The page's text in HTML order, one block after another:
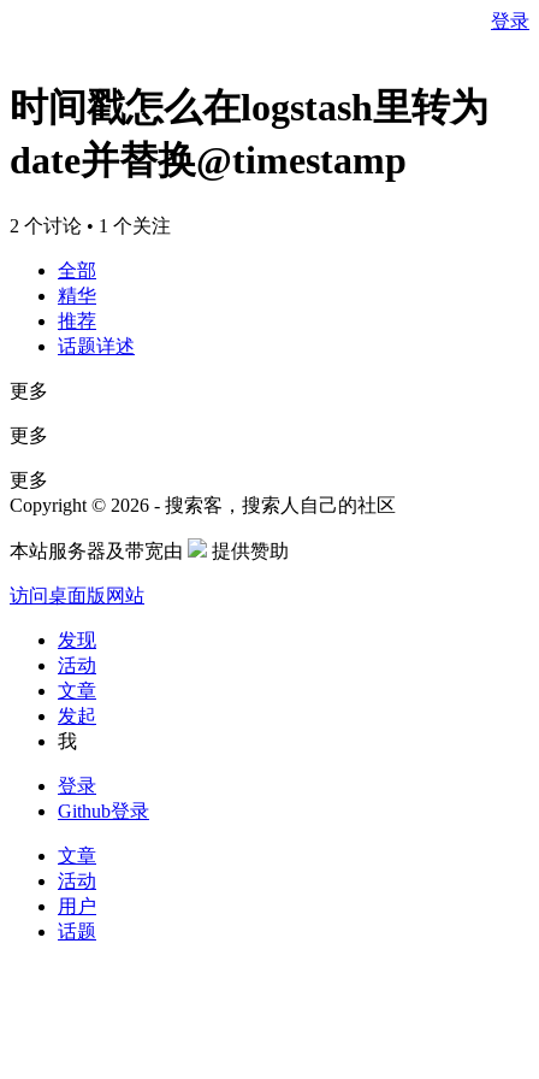
登录
时间戳怎么在logstash里转为
date并替换@timestamp
2 个讨论 • 1 个关注
全部
精华
推荐
话题详述
更多
更多
更多
Copyright © 2026 - 搜索客，搜索人自己的社区
本站服务器及带宽由 提供赞助
访问桌面版网站
发现
活动
文章
发起
我
登录
Github登录
文章
活动
用户
话题